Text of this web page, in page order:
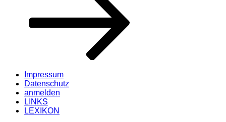
Impressum
Datenschutz
anmelden
LINKS
LEXIKON